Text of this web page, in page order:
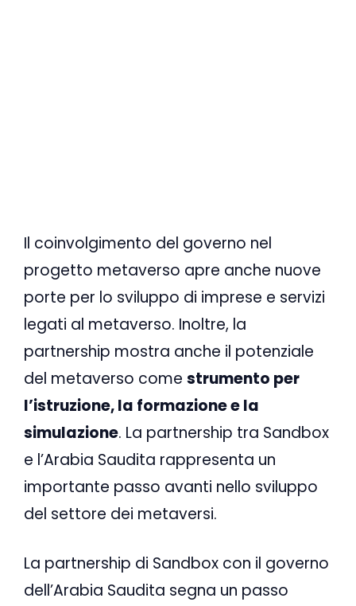
Il coinvolgimento del governo nel
progetto metaverso apre anche nuove
porte per lo sviluppo di imprese e servizi
legati al metaverso. Inoltre, la
partnership mostra anche il potenziale
del metaverso come strumento per
l’istruzione, la formazione e la
simulazione. La partnership tra Sandbox
e l’Arabia Saudita rappresenta un
importante passo avanti nello sviluppo
del settore dei metaversi.
La partnership di Sandbox con il governo
dell’Arabia Saudita segna un passo